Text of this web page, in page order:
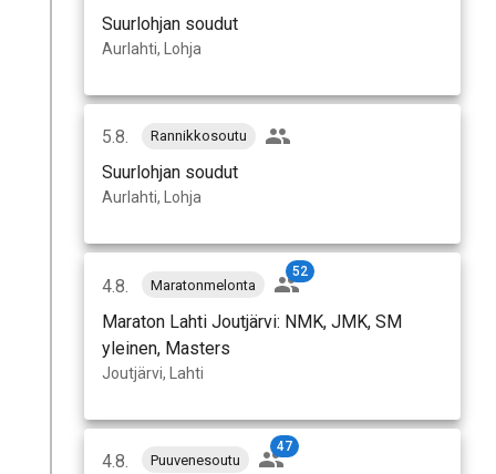
Suurlohjan soudut
Aurlahti, Lohja
5.8. Rannikkosoutu
Suurlohjan soudut
Aurlahti, Lohja
4.8. Maratonmelonta
52
Maraton Lahti Joutjärvi: NMK, JMK, SM
yleinen, Masters
Joutjärvi, Lahti
4.8. Puuvenesoutu
47